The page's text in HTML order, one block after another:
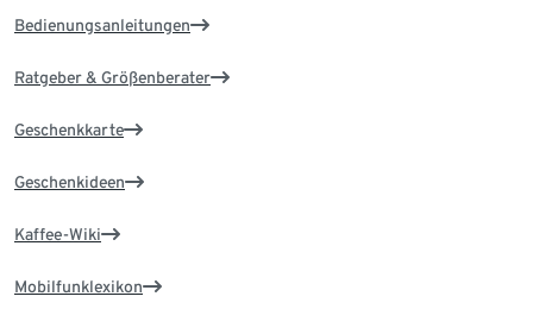
Bedienungsanleitungen
Ratgeber & Größenberater
Geschenkkarte
Geschenkideen
Kaffee-Wiki
Mobilfunklexikon